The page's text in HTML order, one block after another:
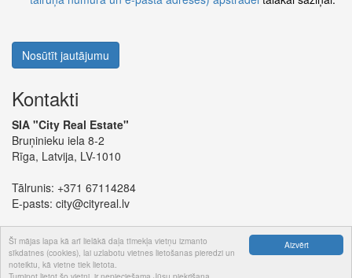
Aizvērt
Šī mājas lapa kā arī lielākā daļa tīmekļa vietņu izmanto
sīkdatnes (cookies), lai uzlabotu vietnes lietošanas pieredzi un
noteiktu, kā vietne tiek lietota.
Nosūtīt jautājumu
Kontakti
SIA "City Real Estate"
Bruņinieku iela 8-2
Rīga, Latvija, LV-1010
Tālrunis: +371 67114284
E-pasts: city@cityreal.lv
© 2024 SIA "City Real Estate"